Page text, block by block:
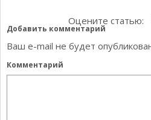
Оцените статью:
Добавить комментарий
Ваш e-mail не будет
Комментарий